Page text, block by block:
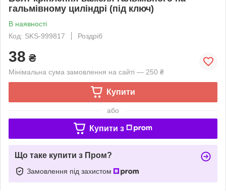
гальмівному циліндрі (під ключ)
В наявності
Код: SKS-999817
Роздріб
38 ₴
Мінімальна сума замовлення на сайті — 250 ₴
Купити
або
Купити з
Що таке купити з Пром?
Замовлення під захистом